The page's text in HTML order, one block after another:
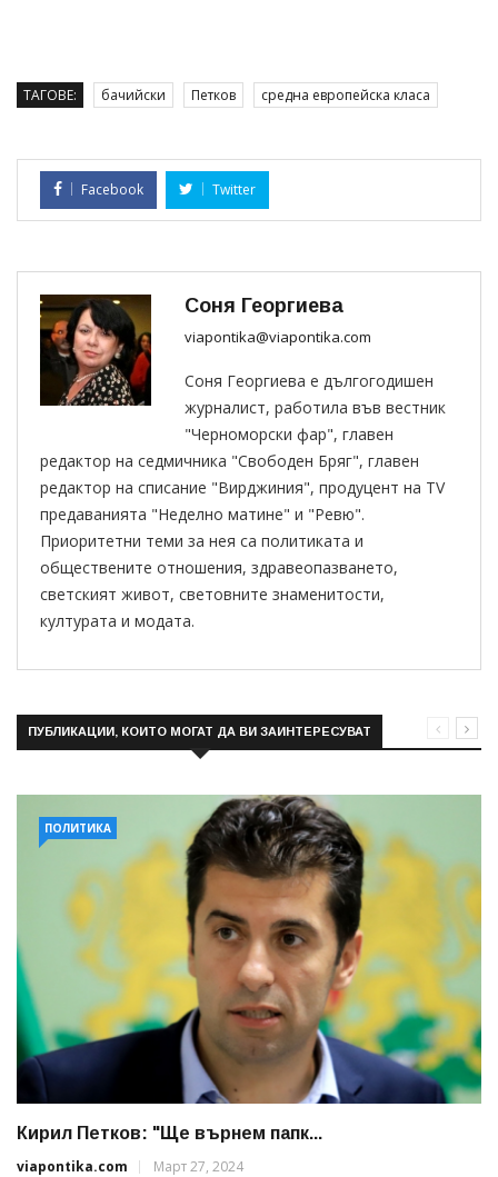
ТАГОВЕ: бачийски Петков средна европейска класа
Facebook Twitter
Соня Георгиева
viapontika@viapontika.com
Соня Георгиева е дългогодишен
журналист, работила във вестник
"Черноморски фар", главен
редактор на седмичника "Свободен Бряг", главен
редактор на списание "Вирджиния", продуцент на TV
предаванията "Неделно матине" и "Ревю".
Приоритетни теми за нея са политиката и
обществените отношения, здравеопазването,
светският живот, световните знаменитости,
културата и модата.
ПУБЛИКАЦИИ, КОИТО МОГАТ ДА ВИ ЗАИНТЕРЕСУВАТ
ПОЛИТИКА
Кирил Петков: "Ще върнем папк...
viapontika.com
Март 27, 2024